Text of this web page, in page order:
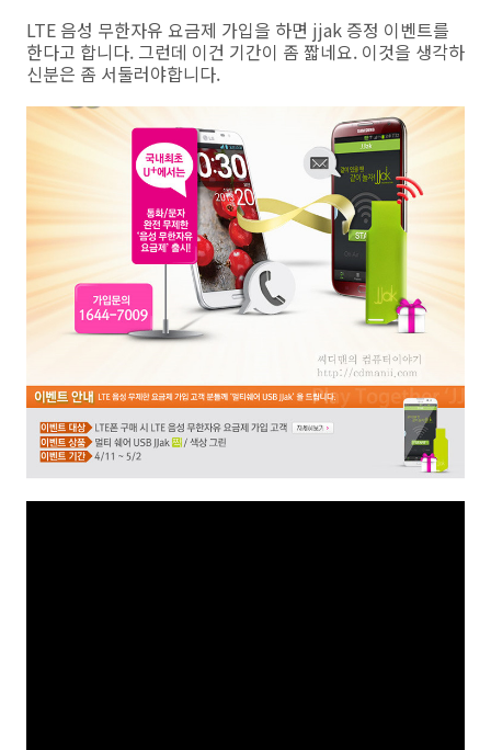
LTE 음성 무한자유 요금제 가입을 하면 jjak 증정 이벤트를
한다고 합니다. 그런데 이건 기간이 좀 짧네요. 이것을 생각하
신분은 좀 서둘러야합니다.